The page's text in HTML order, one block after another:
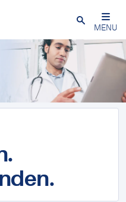
Schließen
MENU